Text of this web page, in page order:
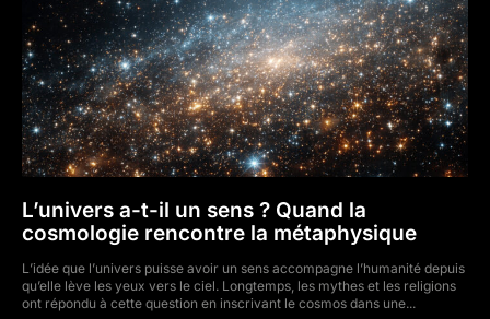
L’univers a-t-il un sens ? Quand la
cosmologie rencontre la métaphysique
L’idée que l’univers puisse avoir un sens accompagne l’humanité depuis
qu’elle lève les yeux vers le ciel. Longtemps, les mythes et les religions
ont répondu à cette question en inscrivant le cosmos dans une...